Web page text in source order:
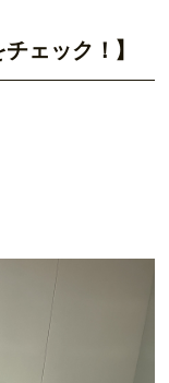
ェック！】